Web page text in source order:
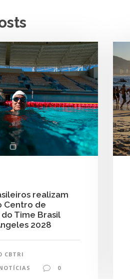
realizam
Centro de
Time Brasil
2028
CBTRI
0